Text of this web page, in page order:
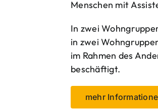
Menschen mit
In zwei
in zwei
im Rahmen des
beschäftigt.
mehr